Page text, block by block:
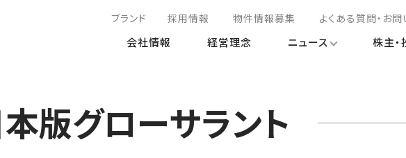
ブランド 採用情報 物件情報募集 よくある質問・お
会社情報 経営理念 ニュース 株主
版グローサラント